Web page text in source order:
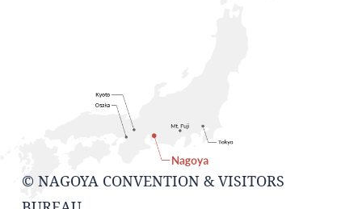
© NAGOYA CONVENTION & VISITORS